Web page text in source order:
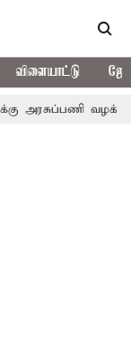
விளையாட்டு
வழக்கு;